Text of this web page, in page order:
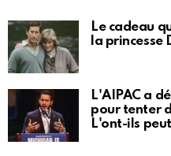
Le cadeau
la princesse
L'AIPAC a
pour tenter
L'ont-ils